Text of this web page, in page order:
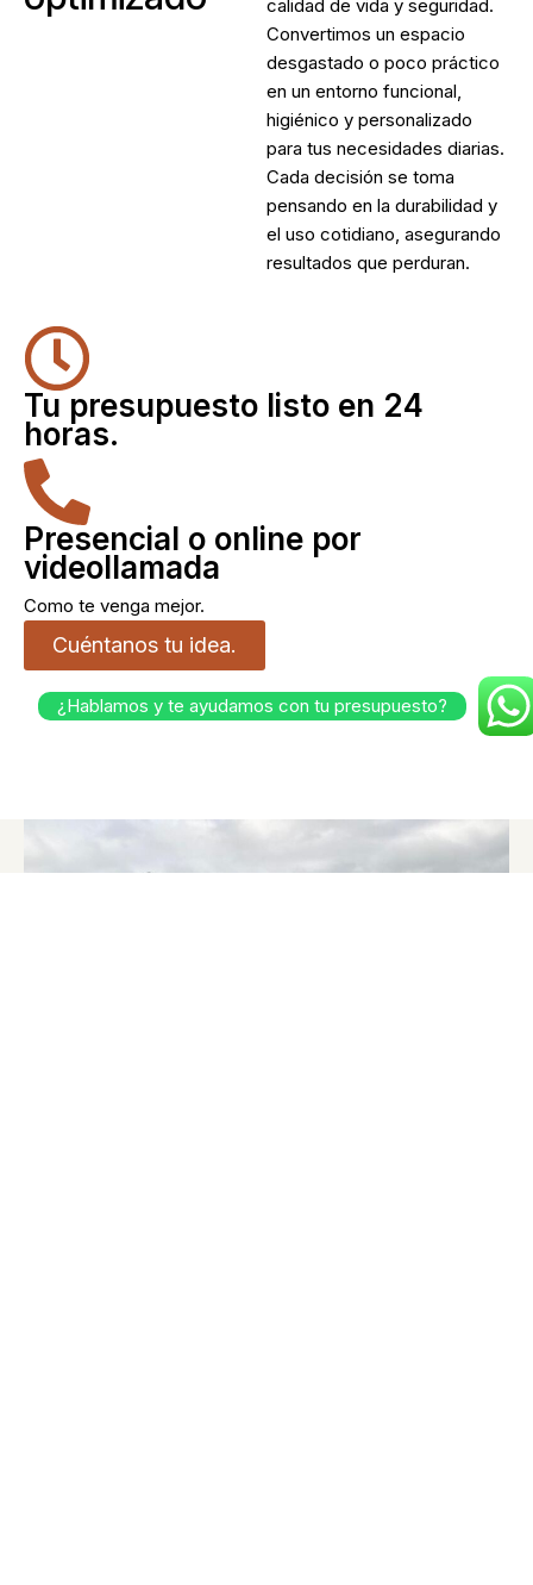
calidad de vida y seguridad.
Convertimos un espacio
desgastado o poco práctico
en un entorno funcional,
higiénico y personalizado
para tus necesidades diarias.
Cada decisión se toma
pensando en la durabilidad y
el uso cotidiano, asegurando
resultados que perduran.
Tu presupuesto listo en 24
horas.
Presencial o online por
videollamada
Como te venga mejor.
Cuéntanos tu idea.
¿Hablamos y te ayudamos con tu presupuesto?